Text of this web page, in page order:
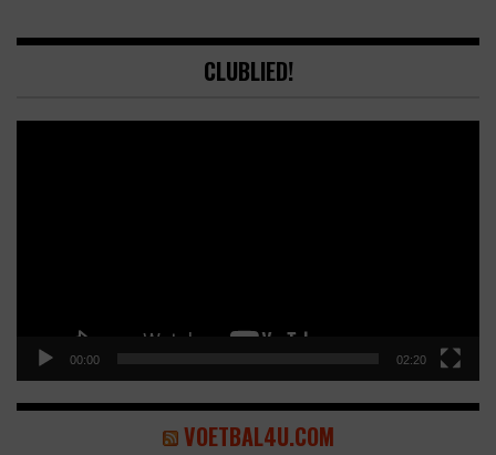
CLUBLIED!
00:00 02:20
VOETBAL4U.COM